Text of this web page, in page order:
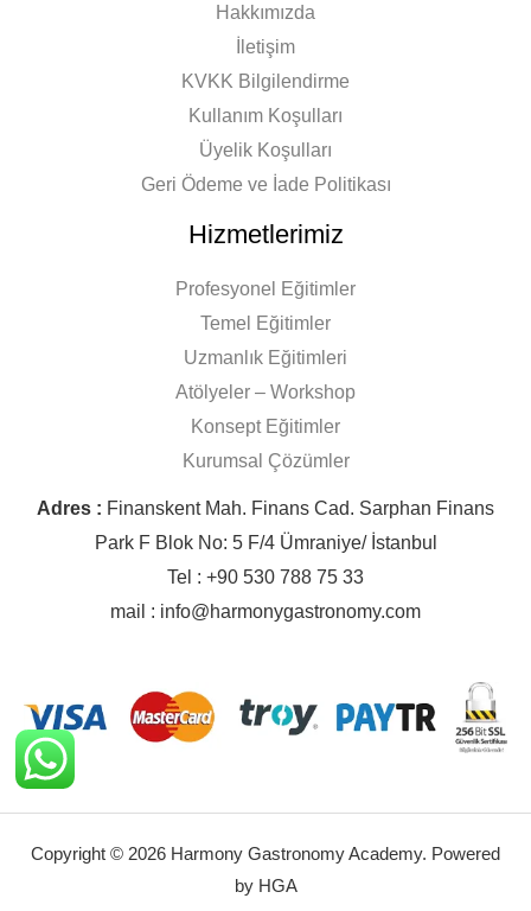
Hakkımızda
İletişim
KVKK Bilgilendirme
Kullanım Koşulları
Üyelik Koşulları
Geri Ödeme ve İade Politikası
Hizmetlerimiz
Profesyonel Eğitimler
Temel Eğitimler
Uzmanlık Eğitimleri
Atölyeler – Workshop
Konsept Eğitimler
Kurumsal Çözümler
Adres : Finanskent Mah. Finans Cad. Sarphan Finans
Park F Blok No: 5 F/4 Ümraniye/ İstanbul
Tel : +90 530 788 75 33
mail : info@harmonygastronomy.com
Copyright © 2026 Harmony Gastronomy Academy. Powered
by HGA